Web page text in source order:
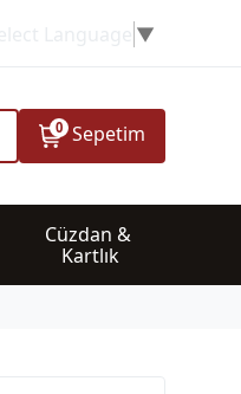
▼
0 Sepetim
Cüzdan &
Kartlık